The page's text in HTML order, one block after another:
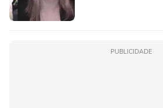
PUBLICIDADE